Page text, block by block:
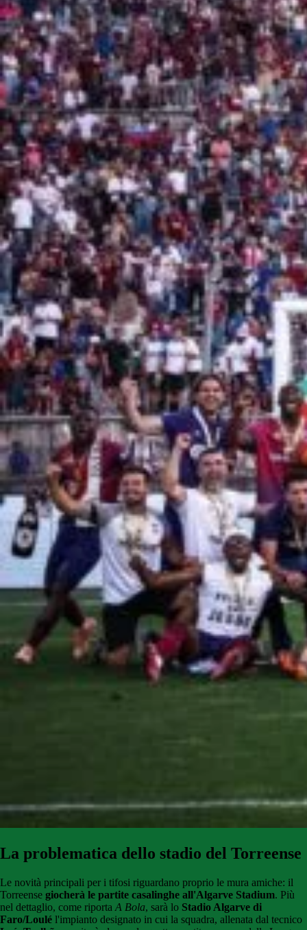
La problematica dello stadio del Torreense
Le novità principali per i tifosi riguardano proprio le mura amiche: il
Torreense giocherà le partite casalinghe all'Algarve Stadium. Più
nel dettaglio, come riporta A Bola, sarà lo Stadio Algarve di
Faro/Loulé l'impianto designato in cui la squadra, allenata dal tecnico